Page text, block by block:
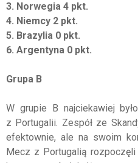
3. Norwegia 4 pkt.
4. Niemcy 2 pkt.
5. Brazylia 0 pkt.
6. Argentyna 0 pkt.
Grupa B
W grupie B najciekawiej
z Portugalii. Zespół ze
efektownie, ale na swoim
Mecz z Portugalią